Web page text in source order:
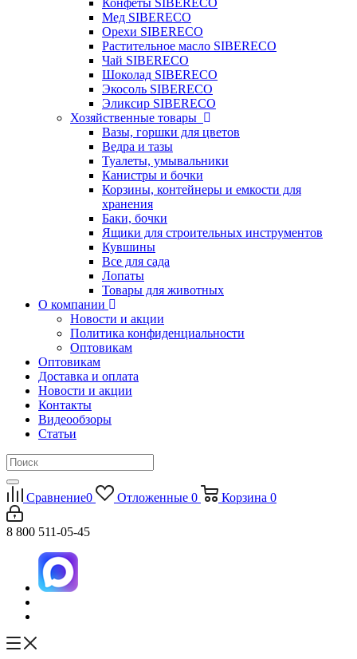
Конфеты SIBERECO
Мед SIBERECO
Орехи SIBERECO
Растительное масло SIBERECO
Чай SIBERECO
Шоколад SIBERECO
Экосоль SIBERECO
Эликсир SIBERECO
Хозяйственные товары
Вазы, горшки для цветов
Ведра и тазы
Туалеты, умывальники
Канистры и бочки
Корзины, контейнеры и емкости для
хранения
Баки, бочки
Ящики для строительных инструментов
Кувшины
Все для сада
Лопаты
Товары для животных
О компании
Новости и акции
Политика конфиденциальности
Оптовикам
Оптовикам
Доставка и оплата
Новости и акции
Контакты
Видеообзоры
Статьи
Сравнение0 Отложенные 0 Корзина 0
8 800 511-05-45